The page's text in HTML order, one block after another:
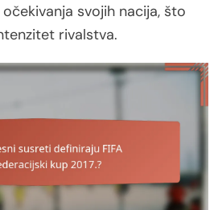
svojih nacija, što
rivalstva.